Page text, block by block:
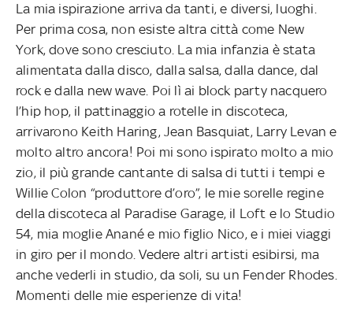
La mia ispirazione arriva da tanti, e diversi, luoghi.
Per prima cosa, non esiste altra città come New
York, dove sono cresciuto. La mia infanzia è stata
alimentata dalla disco, dalla salsa, dalla dance, dal
rock e dalla new wave. Poi lì ai block party nacquero
l’hip hop, il pattinaggio a rotelle in discoteca,
arrivarono Keith Haring, Jean Basquiat, Larry Levan e
molto altro ancora! Poi mi sono ispirato molto a mio
zio, il più grande cantante di salsa di tutti i tempi e
Willie Colon “produttore d’oro”, le mie sorelle regine
della discoteca al Paradise Garage, il Loft e lo Studio
54, mia moglie Anané e mio figlio Nico, e i miei viaggi
in giro per il mondo. Vedere altri artisti esibirsi, ma
anche vederli in studio, da soli, su un Fender Rhodes.
Momenti delle mie esperienze di vita!